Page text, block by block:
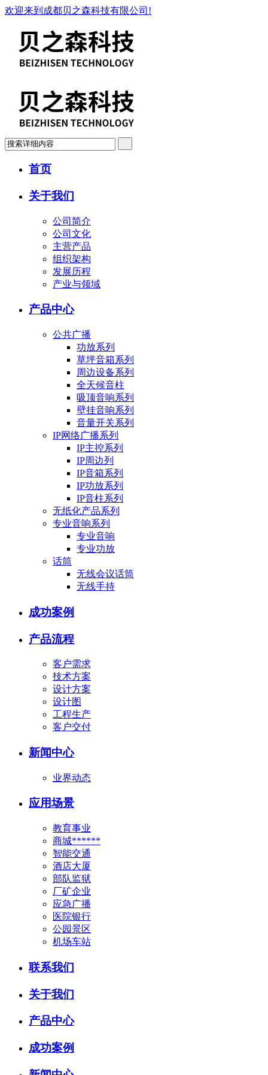
欢迎来到成都贝之森科技有限公司!
首页
关于我们
公司简介
公司文化
主营产品
组织架构
发展历程
产业与领域
产品中心
公共广播
功放系列
草坪音箱系列
周边设备系列
全天候音柱
吸顶音响系列
壁挂音响系列
音量开关系列
IP网络广播系列
IP主控系列
IP周边列
IP音箱系列
IP功放系列
IP音柱系列
无纸化产品系列
专业音响系列
专业音响
专业功放
话筒
无线会议话筒
无线手持
成功案例
产品流程
客户需求
技术方案
设计方案
设计图
工程生产
客户交付
新闻中心
业界动态
应用场景
教育事业
商城******
智能交通
酒店大厦
部队监狱
厂矿企业
应急广播
医院银行
公园景区
机场车站
联系我们
关于我们
产品中心
成功案例